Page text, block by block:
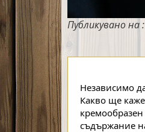
Публикувано на
Независимо
Какво ще
съдържание